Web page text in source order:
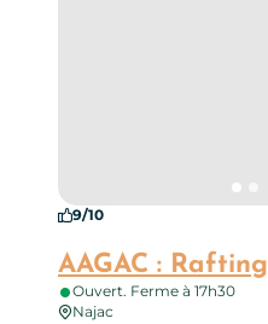
AAGAC : Rafting
9/10
Ouvert. Ferme à 17h30
Najac